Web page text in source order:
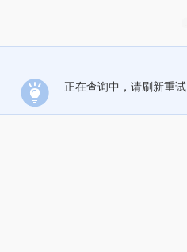
正在查询中，请刷新重试